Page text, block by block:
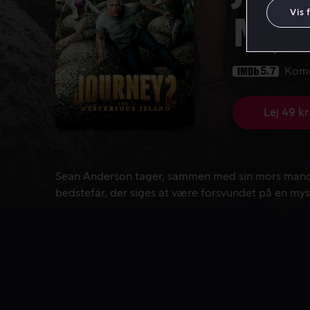
5.7
Lej 49 kr
Sean Anderson tager, sammen med sin mors
Sean Anderson tager, sammen med sin mors
bedstefar, der siges at være forsvundet på en
Vis